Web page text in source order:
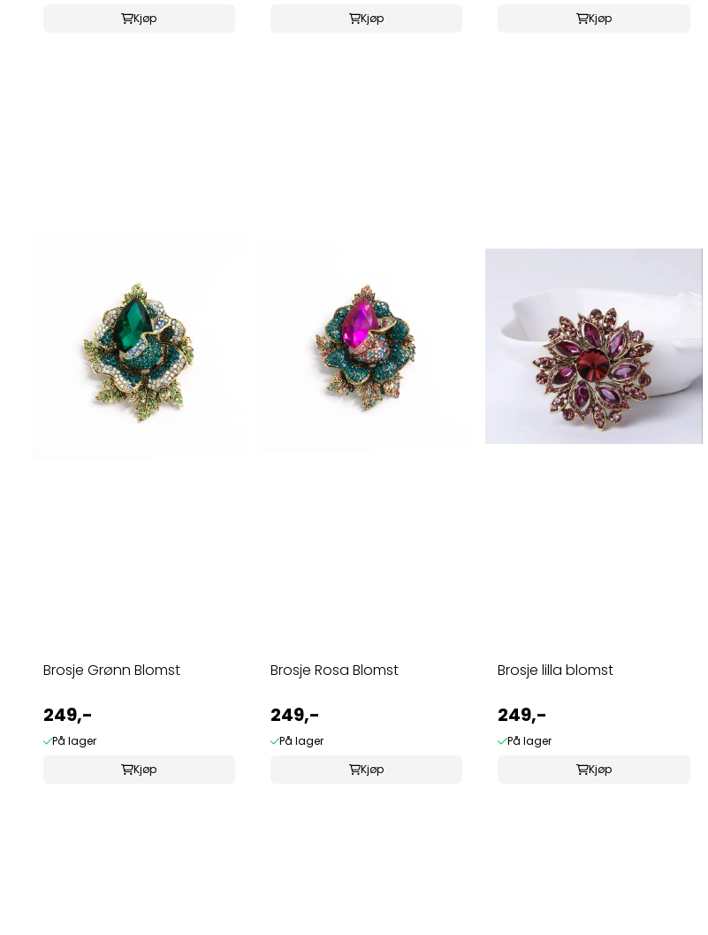
Kjøp
Kjøp
Kjøp
Brosje Grønn Blomst
249,-
På lager
Kjøp
Brosje Rosa Blomst
249,-
På lager
Kjøp
Brosje lilla blomst
249,-
På lager
Kjøp